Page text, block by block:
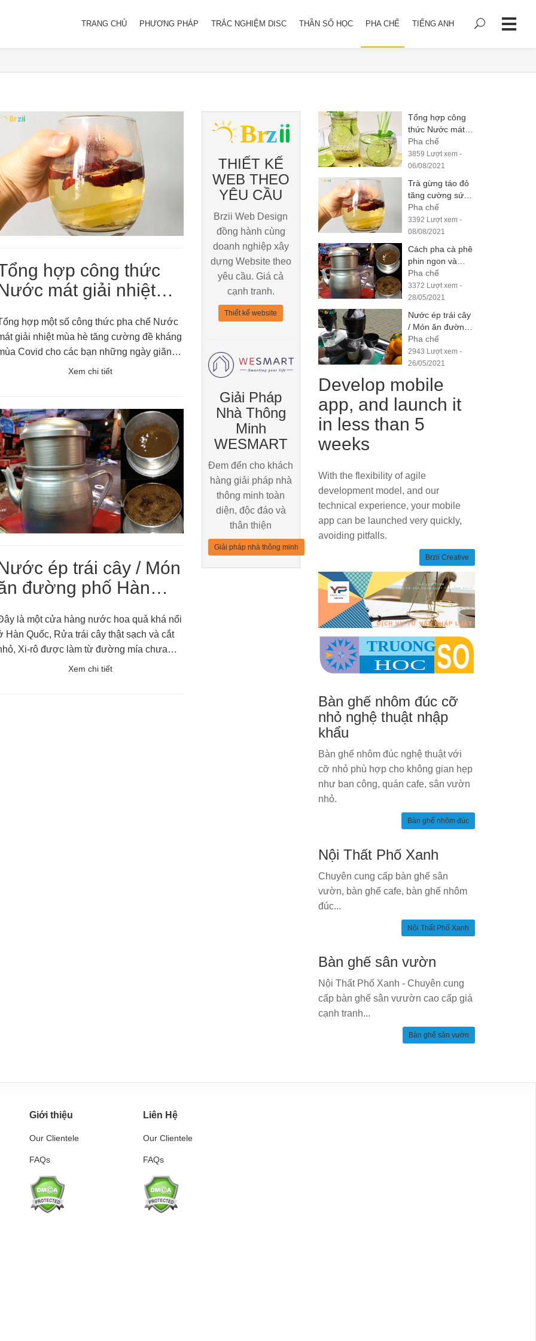
TRANG CHỦ PHƯƠNG PHÁP TRẮC NGHIỆM DISC THẦN SỐ HỌC PHA CHẾ TIẾNG ANH
hợp công thức
mát giải nhiệt
mùa C...
hợp một số công thức pha chế Nước
giải nhiệt mùa hè tăng cường đề kháng
Covid cho các bạn những ngày giãn
ở nhà xem và thực hành để tự pha
Xem chi tiết
ép trái cây / Món
đường phố Hàn
là một cửa hàng nước hoa quả khá nổi
Quốc, Rửa trái cây thật sạch và cắt
Xi-rô được làm từ đường mía chưa
Xem chi tiết
THIẾT KẾ
WEB THEO
YÊU CẦU
Brzii Web Design
đồng hành cùng
doanh nghiệp xây
dựng Website theo
yêu cầu. Giá cả
cạnh tranh.
Thiết kế website
Giải Pháp
Nhà Thông
Minh
WESMART
Đem đến cho khách
hàng giải pháp nhà
thông minh toàn
diện, độc đáo và
thân thiện
Giải pháp nhà thông minh
Tổng hợp công
thức Nước mát
giải nhiệt mùa hè
tăng cường đề
kháng mùa Covid
Pha chế
3859 Lượt xem -
06/08/2021
Trà gừng táo đỏ
tăng cường sức
khoẻ
Pha chế
3392 Lượt xem -
08/08/2021
Cách pha cà phê
phin ngon và
đậm đà hương vị
Pha chế
3372 Lượt xem -
28/05/2021
Nước ép trái cây
/ Món ăn đường
phố Hàn Quốc
Pha chế
2943 Lượt xem -
26/05/2021
Develop mobile
app, and launch it
in less than 5
weeks
With the flexibility of agile
development model, and our
technical experience, your mobile
app can be launched very quickly,
avoiding pitfalls.
Brzii Creative
Bàn ghế nhôm đúc cỡ
nhỏ nghệ thuật nhập
khẩu
Bàn ghế nhôm đúc nghệ thuật với
cỡ nhỏ phù hợp cho không gian hẹp
như ban công, quán cafe, sân vườn
nhỏ.
Bàn ghế nhôm đúc
Nội Thất Phố Xanh
Chuyên cung cấp bàn ghế sân
vườn, bàn ghế cafe, bàn ghế nhôm
đúc...
Nội Thất Phố Xanh
Bàn ghế sân vườn
Nội Thất Phố Xanh - Chuyên cung
cấp bàn ghế sân vưườn cao cấp giá
cạnh tranh...
Bàn ghế sân vườn
Giới thiệu
Our Clientele
FAQs
Liên Hệ
Our Clientele
FAQs